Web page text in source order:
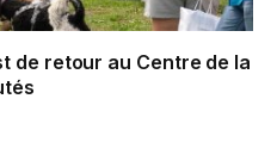
de retour au Centre de la